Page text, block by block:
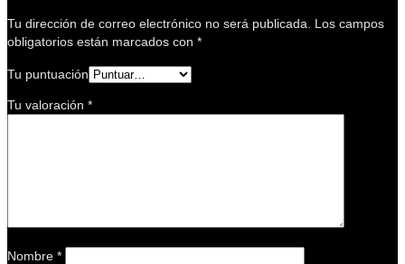
Tu dirección de correo electrónico no será publicada.
Los campos
obligatorios están marcados con *
Tu puntuación
Tu valoración *
Nombre *